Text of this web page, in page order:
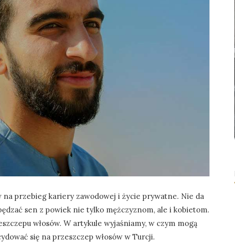
na przebieg kariery zawodowej i życie prywatne. Nie da
sen z powiek nie tylko mężczyznom, ale i kobietom.
włosów. W artykule wyjaśniamy, w czym mogą
się na przeszczep włosów w Turcji.